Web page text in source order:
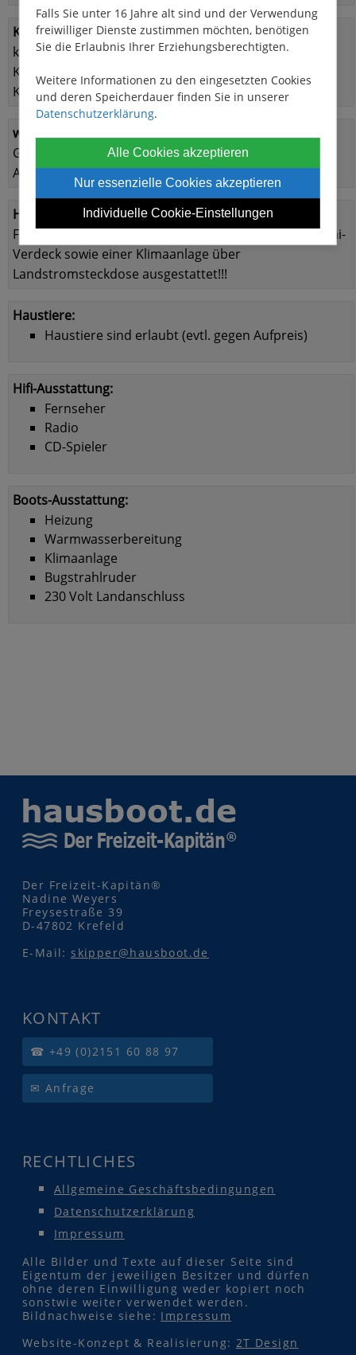
Falls Sie unter 16 Jahre alt sind und der Verwendung
freiwilliger Dienste zustimmen möchten, benötigen
Sie die Erlaubnis Ihrer Erziehungsberechtigten.
Weitere Informationen zu den eingesetzten Cookies
und deren Speicherdauer finden Sie in unserer
Datenschutzerklärung.
Alle Cookies akzeptieren
Nur essenzielle Cookies akzeptieren
Individuelle Cookie-Einstellungen
Küche:
komplett eingerichtete Küchezeile incl. 220 ltr
Kühlschrank mit Gefrierfach. Grosse Arbeitsfläche, 4
Kochplatten und Backofen mit Grill.
weitere Austattung:
Grosse Terasse mit Sonnensegel, Badeleiter und
Aussendusche
Hinweise:
Für die Saison 2023 werden die Boote mit einem Bimini-
Verdeck sowie einer Klimaanlage über
Landstromsteckdose ausgestattet!!!
Haustiere:
Haustiere sind erlaubt (evtl. gegen Aufpreis)
Hifi-Ausstattung:
Fernseher
Radio
CD-Spieler
Boots-Ausstattung:
Heizung
Warmwasserbereitung
Klimaanlage
Bugstrahlruder
230 Volt Landanschluss
Der Freizeit-Kapitän®
Nadine Weyers
Freysestraße 39
D-47802 Krefeld
E-Mail: skipper@hausboot.de
KONTAKT
☎ +49 (0)2151 60 88 97
✉ Anfrage
RECHTLICHES
Allgemeine Geschäftsbedingungen
Datenschutzerklärung
Impressum
Alle Bilder und Texte auf dieser Seite sind
Eigentum der jeweiligen Besitzer und dürfen
ohne deren Einwilligung weder kopiert noch
sonstwie weiter verwendet werden.
Bildnachweise siehe: Impressum
Website-Konzept & Realisierung: 2T Design